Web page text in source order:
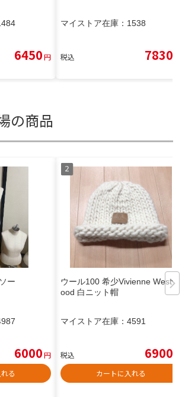
6450円
マイストア在庫： 1538
税込 7830
の商品
ー
6000円
る
ウール100 希少Vivienne Westw
ood 白ニット帽
マイストア在庫： 4591
税込 6900
カートに入れる